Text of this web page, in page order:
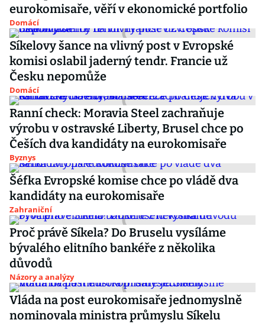
eurokomisaře, věří v ekonomické portfolio
Domácí
Síkelovy šance na vlivný post v Evropské
komisi oslabil jaderný tendr. Francie už
Česku nepomůže
Domácí
Ranní check: Moravia Steel zachraňuje
výrobu v ostravské Liberty, Brusel chce po
Češích dva kandidáty na eurokomisaře
Byznys
Šéfka Evropské komise chce po vládě dva
kandidáty na eurokomisaře
Zahraniční
Proč právě Síkela? Do Bruselu vysíláme
bývalého elitního bankéře z několika
důvodů
Názory a analýzy
Vláda na post eurokomisaře jednomyslně
nominovala ministra průmyslu Síkelu